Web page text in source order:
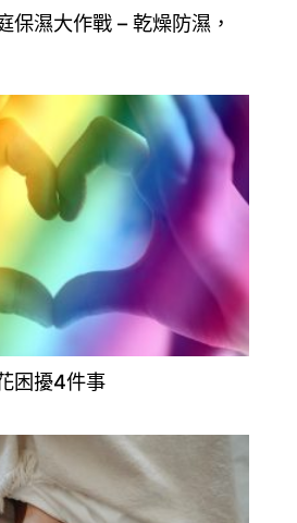
保濕大作戰 – 乾燥防濕，
困擾4件事